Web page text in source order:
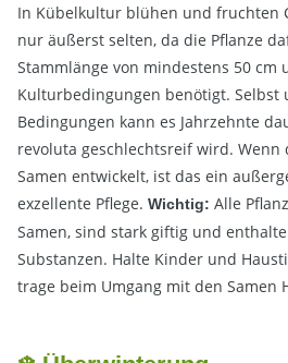
In Kübelkultur blühen und fruchten
nur äußerst selten, da die Pflanze
Stammlänge von mindestens 50 cm
Kulturbedingungen benötigt. Selbst
Bedingungen kann es Jahrzehnte
revoluta geschlechtsreif wird. Wenn
Samen entwickelt, ist das ein
exzellente Pflege. Wichtig: Alle
Samen, sind stark giftig und
Substanzen. Halte Kinder und
trage beim Umgang mit den Samen